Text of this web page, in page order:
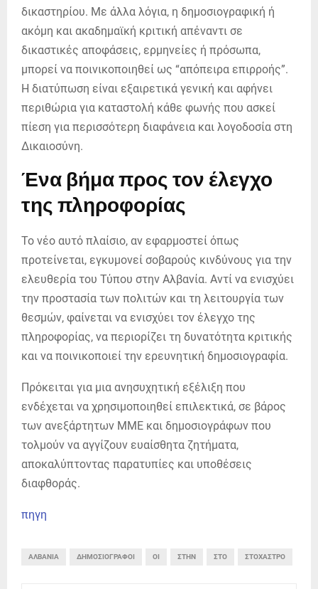
δικαστηρίου. Με άλλα λόγια, η δημοσιογραφική ή
ακόμη και ακαδημαϊκή κριτική απέναντι σε
δικαστικές αποφάσεις, ερμηνείες ή πρόσωπα,
μπορεί να ποινικοποιηθεί ως “απόπειρα επιρροής”.
Η διατύπωση είναι εξαιρετικά γενική και αφήνει
περιθώρια για καταστολή κάθε φωνής που ασκεί
πίεση για περισσότερη διαφάνεια και λογοδοσία στη
Δικαιοσύνη.
Ένα βήμα προς τον έλεγχο
της πληροφορίας
Το νέο αυτό πλαίσιο, αν εφαρμοστεί όπως
προτείνεται, εγκυμονεί σοβαρούς κινδύνους για την
ελευθερία του Τύπου στην Αλβανία. Αντί να ενισχύει
την προστασία των πολιτών και τη λειτουργία των
θεσμών, φαίνεται να ενισχύει τον έλεγχο της
πληροφορίας, να περιορίζει τη δυνατότητα κριτικής
και να ποινικοποιεί την ερευνητική δημοσιογραφία.
Πρόκειται για μια ανησυχητική εξέλιξη που
ενδέχεται να χρησιμοποιηθεί επιλεκτικά, σε βάρος
των ανεξάρτητων ΜΜΕ και δημοσιογράφων που
τολμούν να αγγίζουν ευαίσθητα ζητήματα,
αποκαλύπτοντας παρατυπίες και υποθέσεις
διαφθοράς.
πηγη
ΑΛΒΑΝΊΑ ΔΗΜΟΣΙΟΓΡΆΦΟΙ ΟΙ ΣΤΗΝ ΣΤΟ ΣΤΌΧΑΣΤΡΟ